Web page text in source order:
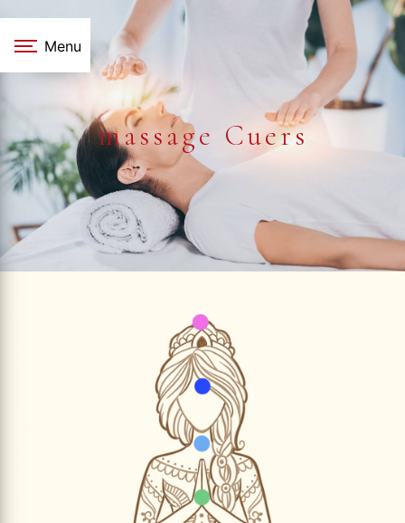
Menu
massage Cuers
Panneau de gestion des cookies